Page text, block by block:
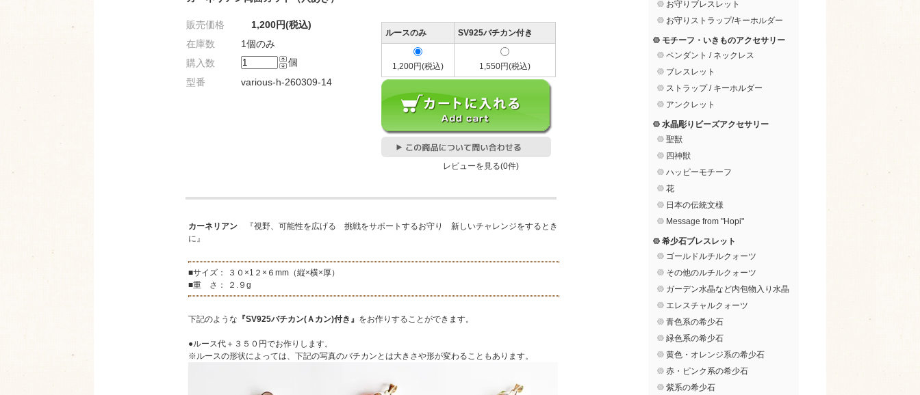
販売価格
1,200円(税込)
在庫数
1個のみ
購入数
個
型番
various-h-260309-14
ルースのみ SV925バチカン付き
1,200円(税込) 1,550円(税込)
レビューを見る(0件)
カーネリアン『視野、可能性を広げる 挑戦をサポートするお守り 新しいチャレンジをするとき
に』
■サイズ： ３０×1２×６mm（縦×横×厚）
■重 さ： ２.９g
下記のような 『SV925バチカン(Ａカン)付き』 をお作りすることができます。
●ルース代＋３５０円でお作りします。
※ルースの形状によっては、下記の写真のバチカンとは大きさや形が変わることもあります。
お守りブレスレット
お守りストラップ/キーホルダー
モチーフ・いきものアクセサリー
ペンダント / ネックレス
ブレスレット
ストラップ / キーホルダー
アンクレット
水晶彫りビーズアクセサリー
聖獣
四神獣
ハッピーモチーフ
花
日本の伝統文様
Message from "Hopi"
希少石ブレスレット
ゴールドルチルクォーツ
その他のルチルクォーツ
ガーデン水晶など内包物入り水晶
エレスチャルクォーツ
青色系の希少石
緑色系の希少石
黄色・オレンジ系の希少石
赤・ピンク系の希少石
紫系の希少石